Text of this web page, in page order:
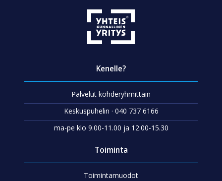
Kenelle?
Palvelut kohderyhmittäin
Keskuspuhelin · 040 737 6166
ma-pe klo 9.00-11.00 ja 12.00-15.30
Toiminta
Toimintamuodot